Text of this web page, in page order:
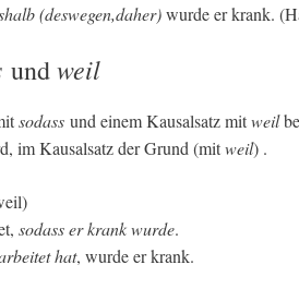
(deswegen,daher)wurde er krank.
undweil
sodass und einem Kausalsatz mitweil
im Kausalsatz der Grund (mitweil) .
sodasser krank wurde.
hat, wurde er krank.